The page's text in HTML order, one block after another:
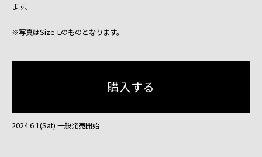
ます。
※写真はSize-Lのものとなります。
2024.6.1(Sat) 一般発売開始